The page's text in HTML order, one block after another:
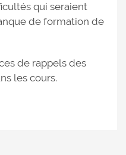
qui seraient
de formation de
de rappels des
les cours.